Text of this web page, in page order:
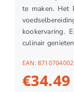
te maken. Het
kookervaring.
culinair
EAN:
€34.49